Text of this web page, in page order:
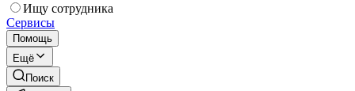
Ищу сотрудника
Сервисы
Помощь
Ещё
Поиск